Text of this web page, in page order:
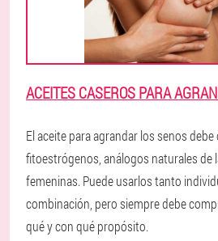
ACEITES CASEROS PARA
El aceite para agrandar los senos
fitoestrógenos, análogos naturales de
femeninas. Puede usarlos tanto
combinación, pero siempre debe
qué y con qué propósito.